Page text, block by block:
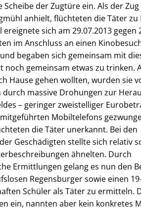
Scheibe der Zugtüre ein. Als der
anhielt, flüchteten die Täter zu
sich am 29.07.2013 gegen
im Anschluss an einen
begaben sich gemeinsam mit
noch gemeinsam etwas zu trinken.
Hause gehen wollten, wurden sie
massive Drohungen zur
– geringer zweistelliger
Mobiltelefons
die Täter unerkannt. Bei den
Geschädigten stellte sich relativ
ähnelten. Durch
Ermittlungen gelang es nun den
Regensburger sowie einen
Schüler als Täter zu ermitteln.
ein, nannten aber kein konkretes